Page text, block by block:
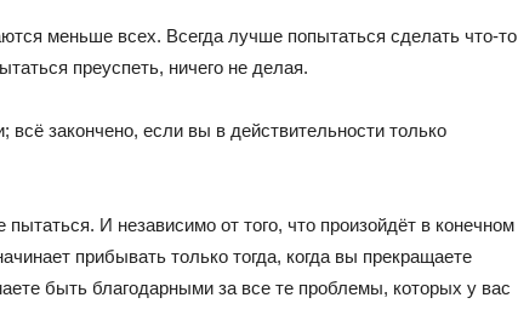
меньше всех. Всегда лучше попытаться сделать что-то
преуспеть, ничего не делая.
всё закончено, если вы в действительности только
И независимо от того, что произойдёт в конечном
прибывать только тогда, когда вы прекращаете
быть благодарными за все те проблемы, которых у вас